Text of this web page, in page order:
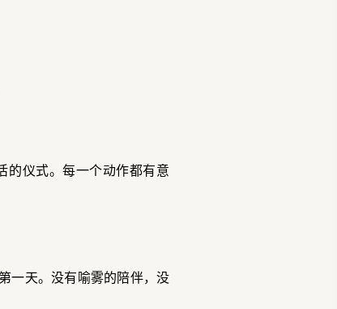
的仪式。每一个动作都有意
一天。没有喻雾的陪伴，没